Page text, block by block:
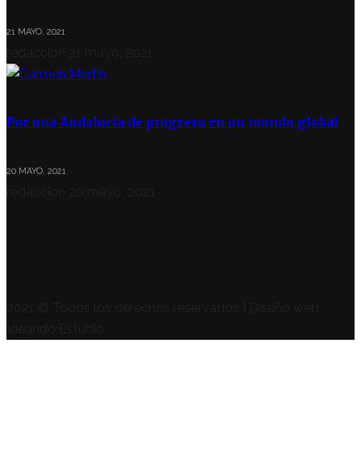
21 MAYO, 2021
Por una Andalucía de progreso en un mundo global
20 MAYO, 2021